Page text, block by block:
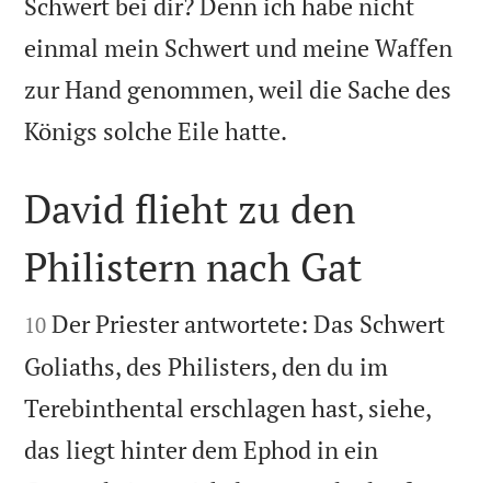
einmal mein Schwert und meine Waffen
zur Hand genommen, weil die Sache des
Königs solche Eile hatte.

David flieht zu den
Philistern nach Gat

10 Der Priester antwortete: Das Schwert
Goliaths, des Philisters, den du im
Terebinthental erschlagen hast, siehe,
das liegt hinter dem Ephod in ein